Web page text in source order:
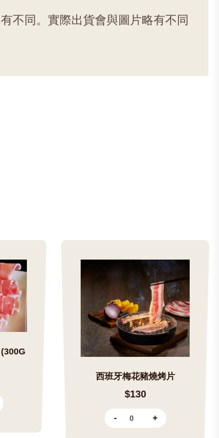
不同。實際出貨會與圖片略有不同
西班牙梅花豬燒烤片
$130
- +